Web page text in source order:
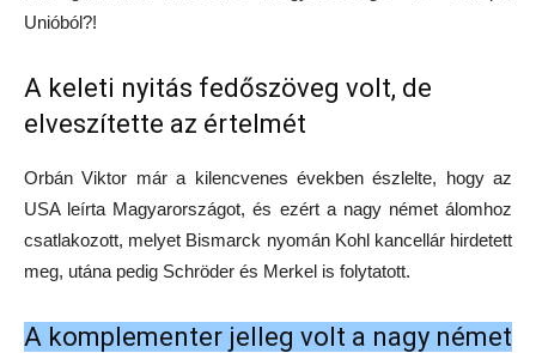
Unióból?!
A keleti nyitás fedőszöveg volt, de
elveszítette az értelmét
Orbán Viktor már a kilencvenes években észlelte, hogy az
USA leírta Magyarországot, és ezért a nagy német álomhoz
csatlakozott, melyet Bismarck nyomán Kohl kancellár hirdetett
meg, utána pedig Schröder és Merkel is folytatott.
A komplementer jelleg volt a nagy német